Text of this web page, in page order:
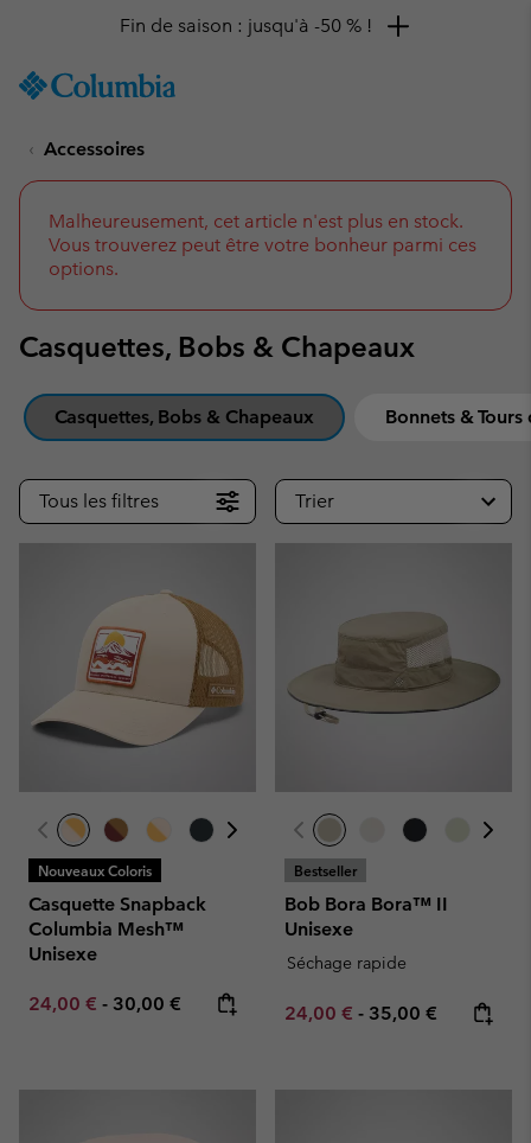
TO
SKIP
NAV
SKIP
TO
SEARCH
Remise de 10 % à saisir
Accessoires
Malheureusement, cet article n'est plus en stock.
Vous trouverez peut être votre bonheur parmi ces
options.
Casquettes, Bobs & Chapeaux
Casquettes, Bobs & Chapeaux Bonnets & Tours
Tous les filtres Trier
Nouveaux Coloris
Casquette Snapback
Columbia Mesh™
Unisexe
Minimum sale price:
24,00 € - Maximum price:
30,00 €
Bestseller
Bob Bora Bora™ II
Unisexe
Séchage rapide
Minimum sale price:
24,00 € - Maximum price:
35,00 €